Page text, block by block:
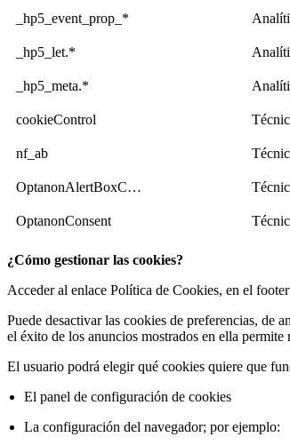
_hp5_event_prop_*
_hp5_let.*
_hp5_meta.*
cookieControl
nf_ab
OptanonAlertBoxC…
OptanonConsent
¿Cómo gestionar las cookies?
Acceder al enlace Política de Cookies, en el
Puede desactivar las cookies de preferencias, de
el éxito de los anuncios mostrados en ella
El usuario podrá elegir qué cookies quiere que
El panel de configuración de cookies
La configuración del navegador; por ejemplo: